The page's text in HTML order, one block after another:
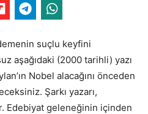
suçlu keyfini
aşağıdaki (2000 tarihli) yazı
Nobel alacağını önceden
Şarkı yazarı,
Edebiyat geleneğinin içinden